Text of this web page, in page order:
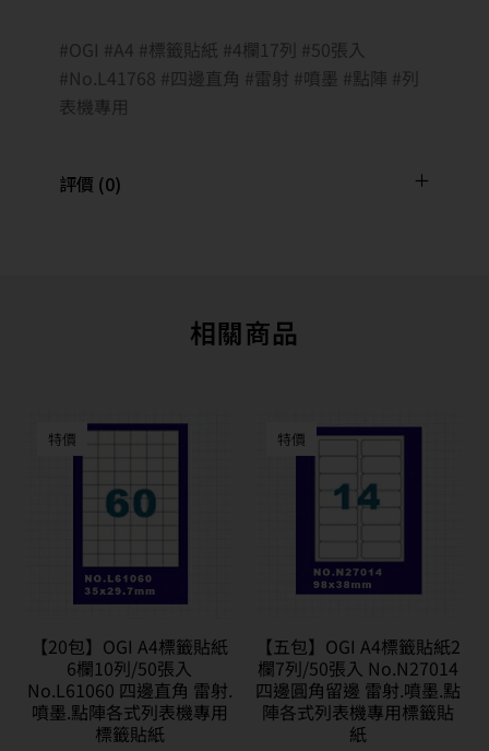
#OGI #A4 #標籤貼紙 #4欄17列 #50張入
#No.L41768 #四邊直角 #雷射 #噴墨 #點陣 #列
表機專用
評價 (0)
相關商品
特價
【20包】OGI A4標籤貼紙
6欄10列/50張入
No.L61060 四邊直角 雷射.
噴墨.點陣各式列表機專用
標籤貼紙
特價
【五包】OGI A4標籤貼紙2
欄7列/50張入 No.N27014
四邊圓角留邊 雷射.噴墨.點
陣各式列表機專用標籤貼
紙